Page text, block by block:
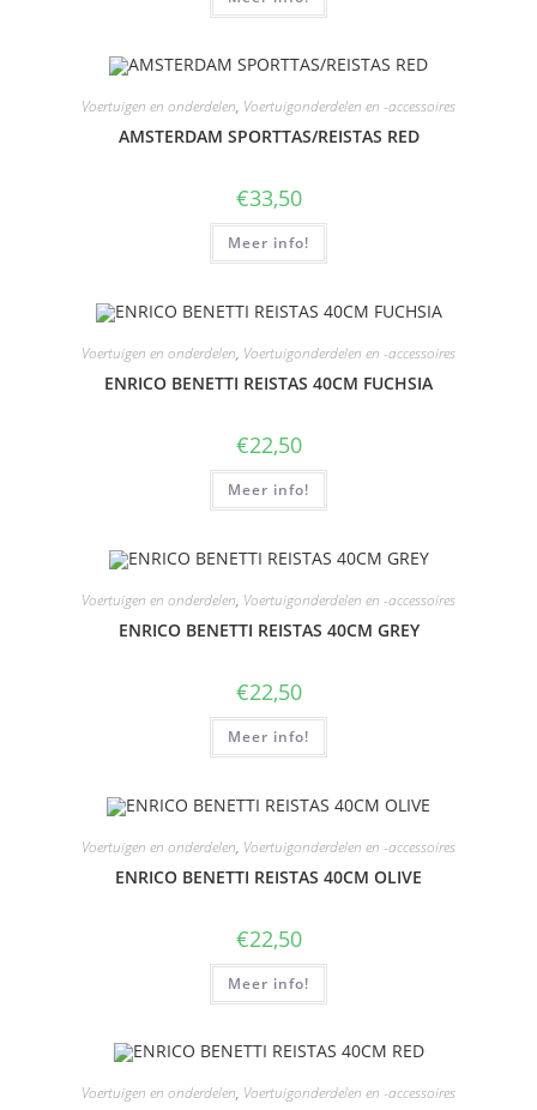
Voertuigen en onderdelen, Voertuigonderdelen en -accessoires
AMSTERDAM SPORTTAS/REISTAS RED
€33,50
Meer info!
Voertuigen en onderdelen, Voertuigonderdelen en -accessoires
ENRICO BENETTI REISTAS 40CM FUCHSIA
€22,50
Meer info!
Voertuigen en onderdelen, Voertuigonderdelen en -accessoires
ENRICO BENETTI REISTAS 40CM GREY
€22,50
Meer info!
Voertuigen en onderdelen, Voertuigonderdelen en -accessoires
ENRICO BENETTI REISTAS 40CM OLIVE
€22,50
Meer info!
Voertuigen en onderdelen, Voertuigonderdelen en -accessoires